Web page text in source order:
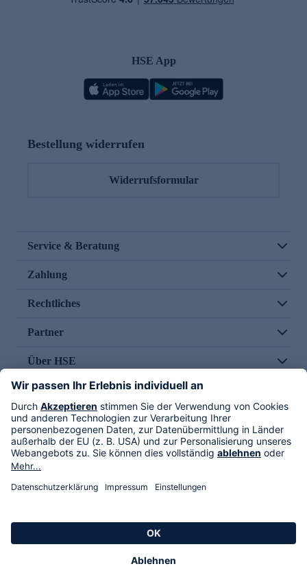
HSE App
Bestellung widerrufen
Widerrufsformular
Service & Beratung
Zahlung
Rechtliches
Partner
Über HSE
Im TV
HSE International